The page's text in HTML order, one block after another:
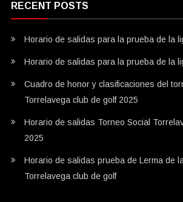
RECENT POSTS
Horario de salidas para la prueba de la
Horario de salidas para la prueba de la
Cuadro de honor y clasificaciones del
Torrelavega club de golf 2025
Horario de salidas Torneo Social
2025
Horario de salidas prueba de Lerma de
Torrelavega club de golf